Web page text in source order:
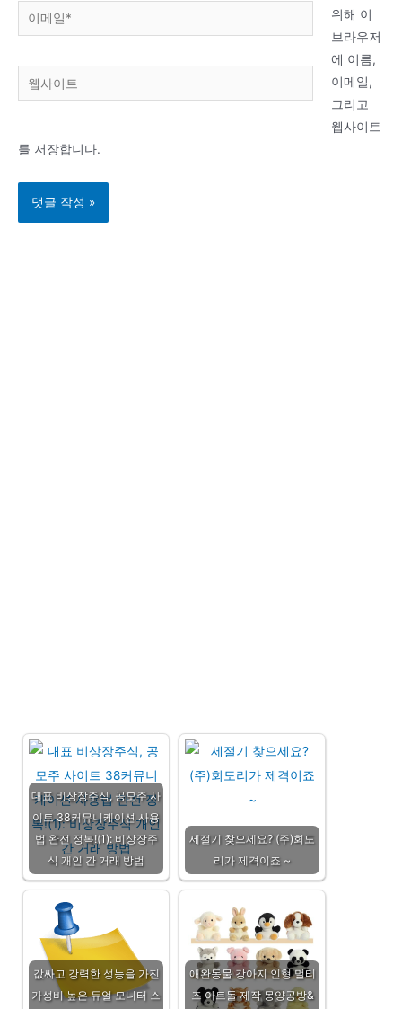
메
사
트
위해 이
브라우저
에 이름,
이메일,
그리고
웹사이트
를 저장합니다.
대표 비상장주식, 공모주 사
이트 38커뮤니케이션 사용
법 완전 정복!(1): 비상장주
식 개인 간 거래 방법
세절기 찾으세요? (주)회도
리가 제격이죠 ~
값싸고 강력한 성능을 가진
가성비 높은 듀얼 모니터 스
애완동물 강아지 인형 멀티
즈 아트돌 제작 몽양공방&